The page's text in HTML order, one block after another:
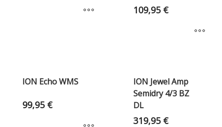
109,95 €
ION Echo WMS
99,95 €
ION Jewel Amp
Semidry 4/3 BZ
DL
319,95 €